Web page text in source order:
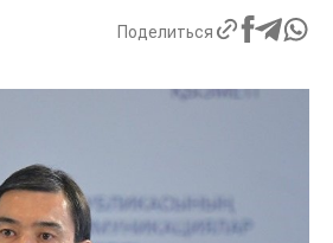
Поделиться